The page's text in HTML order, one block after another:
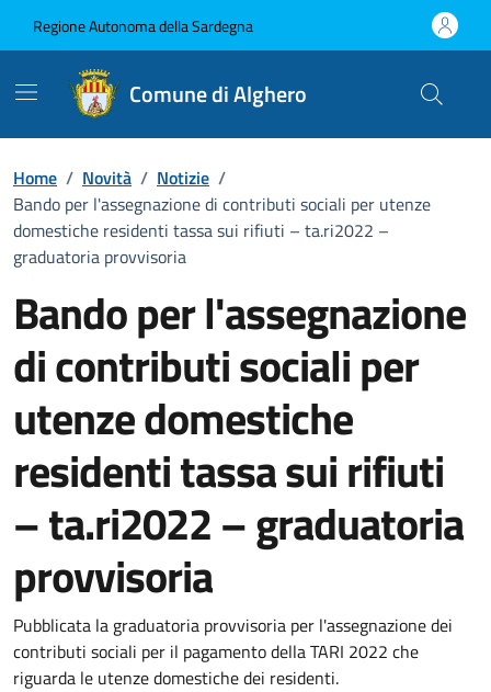
Regione Autonoma della Sardegna
Comune di Alghero
Home / Novità / Notizie /
Bando per l'assegnazione di contributi sociali per utenze
domestiche residenti tassa sui rifiuti – ta.ri2022 –
graduatoria provvisoria
Bando per l'assegnazione
di contributi sociali per
utenze domestiche
residenti tassa sui rifiuti
– ta.ri2022 – graduatoria
provvisoria
Dettagli della notizia
Pubblicata la graduatoria provvisoria per l'assegnazione dei
contributi sociali per il pagamento della TARI 2022 che
riguarda le utenze domestiche dei residenti.